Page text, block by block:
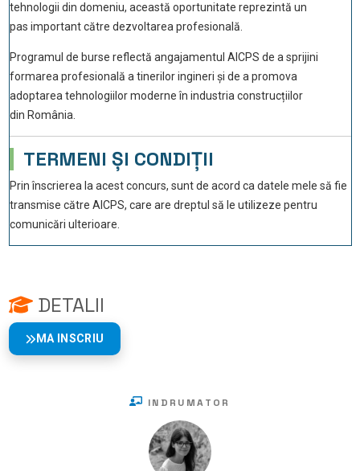
tehnologii din domeniu, această oportunitate reprezintă un
pas important către dezvoltarea profesională.
Programul de burse reflectă angajamentul AICPS de a sprijini
formarea profesională a tinerilor ingineri și de a promova
adoptarea tehnologiilor moderne în industria construcțiilor
din România.
TERMENI ȘI CONDIȚII
Prin înscrierea la acest concurs, sunt de acord ca datele mele să fie
transmise către AICPS, care are dreptul să le utilizeze pentru
comunicări ulterioare.
DETALII
MA INSCRIU
INDRUMATOR